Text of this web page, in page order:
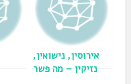
ו
אירוסין, נישואין,
נזיקין – מה פשר